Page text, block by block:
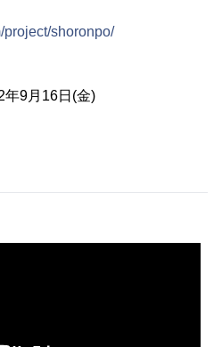
project/shoronpo/
年9月16日(金)